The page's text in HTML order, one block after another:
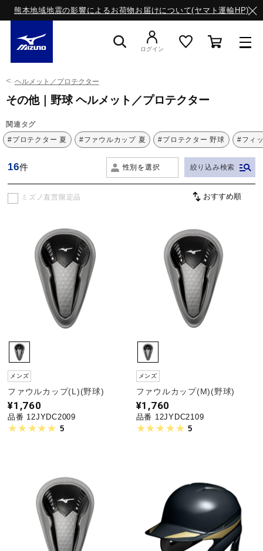
熊本地域地震の影響によるお荷物お届けについて(ヤマト運輸HP)
スニーカー
トレーニング
野球
バレーボール
バドミントン
ログイン
ヘルメット／プロテクター
その他｜野球 ヘルメット／プロテクター
関連タグ
#プロテクター 夏
#ファウルカップ 夏 #プロテクター 野球 #フィ
16件 性別を選択 絞り込み検索
ミズノ直営限定品
メンズ
ファウルカップ(L)(野球)
¥1,760
品番 12JYDC2009
5
メンズ
ファウルカップ(M)(野球)
¥1,760
品番 12JYDC2109
5